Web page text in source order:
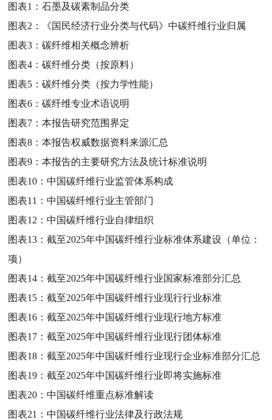
图表1：石墨及碳素制品分类
图表2：
《国民经济行业分类与代码》中碳纤维行业归属
图表3：碳纤维相关概念辨析
图表4：碳纤维分类（按原料）
图表5：碳纤维分类（按力学性能）
图表6：碳纤维专业术语说明
图表7：本报告研究范围界定
图表8：本报告权威数据资料来源汇总
图表9：本报告的主要研究方法及统计标准说明
图表10：中国碳纤维行业监管体系构成
图表11：中国碳纤维行业主管部门
图表12：中国碳纤维行业自律组织
图表13：截至2025年中国碳纤维行业标准体系建设（单位：
项）
图表14：截至2025年中国碳纤维行业国家标准部分汇总
图表15：截至2025年中国碳纤维行业现行行业标准
图表16：截至2025年中国碳纤维行业现行地方标准
图表17：截至2025年中国碳纤维行业现行团体标准
图表18：截至2025年中国碳纤维行业现行企业标准部分汇总
图表19：截至2025年中国碳纤维行业即将实施标准
图表20：中国碳纤维重点标准解读
图表21：中国碳纤维行业法律及行政法规